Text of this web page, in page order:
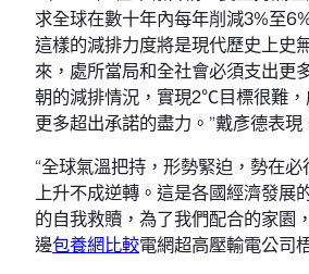
求全球在數十年內每年削減3%至
這樣的減排力度將是現代歷史上史
來，處所當局和全社會必須支出更
朝的減排情況，實現2℃目標很難
更多超出承諾的盡力。”戴彥德表現
“全球氣溫把持，形勢緊迫，勢在
上升不成逆轉。這是各國經濟發展
的自我救贖，為了我們配合的家園
邊包養網比較電網超高壓輸電公司